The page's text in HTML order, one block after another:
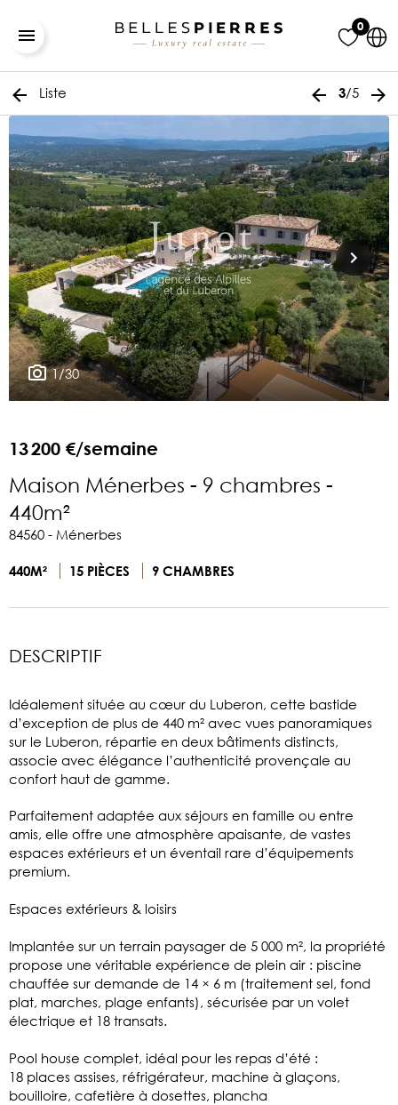
0
Liste 3/5
1/30
13 200 €/semaine
Maison Ménerbes - 9 chambres -
440m²
84560 - Ménerbes
440M² 15 PIÈCES 9 CHAMBRES
DESCRIPTIF
Idéalement située au cœur du Luberon, cette bastide
d’exception de plus de 440 m² avec vues panoramiques
sur le Luberon, répartie en deux bâtiments distincts,
associe avec élégance l’authenticité provençale au
confort haut de gamme.
Parfaitement adaptée aux séjours en famille ou entre
amis, elle offre une atmosphère apaisante, de vastes
espaces extérieurs et un éventail rare d’équipements
premium.
Espaces extérieurs & loisirs
Implantée sur un terrain paysager de 5 000 m², la propriété
propose une véritable expérience de plein air : piscine
chauffée sur demande de 14 × 6 m (traitement sel, fond
plat, marches, plage enfants), sécurisée par un volet
électrique et 18 transats.
Pool house complet, idéal pour les repas d’été :
18 places assises, réfrigérateur, machine à glaçons,
bouilloire, cafetière à dosettes, plancha